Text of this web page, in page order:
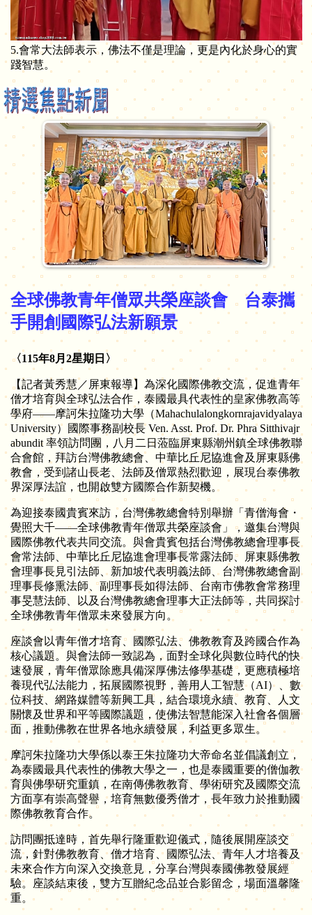
5.會常大法師表示，佛法不僅是理論，更是內化於身心的實
踐智慧。
全球佛教青年僧眾共榮座談會 台泰攜
手開創國際弘法新願景
〈115年8月2星期 日 〉
【記者黃秀慧／屏東報導】為深化國際佛教交流，促進青年
僧才培育與全球弘法合作，泰國最具代表性的皇家佛教高等
學府——摩訶朱拉隆功大學（Mahachulalongkornrajavidyalaya
University）國際事務副校長Ven. Asst. Prof. Dr. Phra Sitthivajr
abundit 率領訪問團，八月二日蒞臨屏東縣潮州鎮全球佛教聯
合會館，拜訪台灣佛教總會、中華比丘尼協進會及屏東縣佛
教會，受到諸山長老、法師及僧眾熱烈歡迎，展現台泰佛教
界深厚法誼，也開啟雙方國際合作新契機。
為迎接泰國貴賓來訪，台灣佛教總會特別舉辦「青僧海會・
覺照大千——全球佛教青年僧眾共榮座談會」，邀集台灣與
國際佛教代表共同交流。與會貴賓包括台灣佛教總會理事長
會常法師、中華比丘尼協進會理事長常露法師、屏東縣佛教
會理事長見引法師、新加坡代表明義法師、台灣佛教總會副
理事長修熏法師、副理事長如得法師、台南市佛教會常務理
事旻慧法師、以及台灣佛教總會理事大正法師等，共同探討
全球佛教青年僧眾未來發展方向。
座談會以青年僧才培育、國際弘法、佛教教育及跨國合作為
核心議題。與會法師一致認為，面對全球化與數位時代的快
速發展，青年僧眾除應具備深厚佛法修學基礎，更應積極培
養現代弘法能力，拓展國際視野，善用人工智慧（AI）、數
位科技、網路媒體等新興工具，結合環境永續、教育、人文
關懷及世界和平等國際議題，使佛法智慧能深入社會各個層
面，推動佛教在世界各地永續發展，利益更多眾生。
摩訶朱拉隆功大學係以泰王朱拉隆功大帝命名並倡議創立，
為泰國最具代表性的佛教大學之一，也是泰國重要的僧伽教
育與佛學研究重鎮，在南傳佛教教育、學術研究及國際交流
方面享有崇高聲譽，培育無數優秀僧才，長年致力於推動國
際佛教教育合作。
訪問團抵達時，首先舉行隆重歡迎儀式，隨後展開座談交
流，針對佛教教育、僧才培育、國際弘法、青年人才培養及
未來合作方向深入交換意見，分享台灣與泰國佛教發展經
驗。座談結束後，雙方互贈紀念品並合影留念，場面溫馨隆
重。